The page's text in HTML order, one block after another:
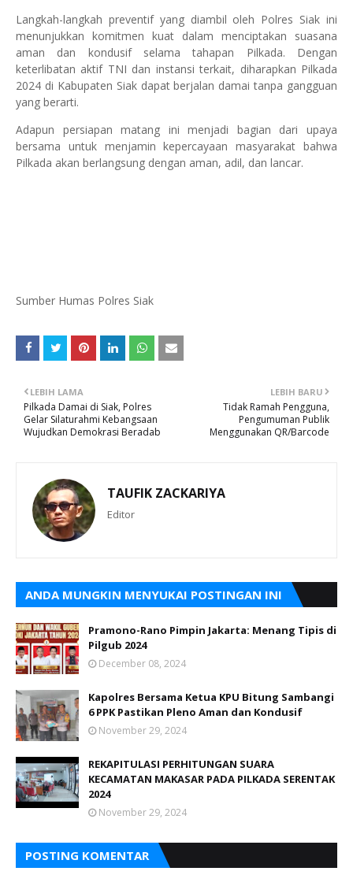
Langkah-langkah preventif yang diambil oleh Polres Siak ini
menunjukkan komitmen kuat dalam menciptakan suasana
aman dan kondusif selama tahapan Pilkada. Dengan
keterlibatan aktif TNI dan instansi terkait, diharapkan Pilkada
2024 di Kabupaten Siak dapat berjalan damai tanpa gangguan
yang berarti.
Adapun persiapan matang ini menjadi bagian dari upaya
bersama untuk menjamin kepercayaan masyarakat bahwa
Pilkada akan berlangsung dengan aman, adil, dan lancar.
Sumber Humas Polres Siak
LEBIH BARU
Tidak Ramah Pengguna,
Pengumuman Publik
Menggunakan QR/Barcode
LEBIH LAMA
Pilkada Damai di Siak, Polres
Gelar Silaturahmi Kebangsaan
Wujudkan Demokrasi Beradab
TAUFIK ZACKARIYA
Editor
ANDA MUNGKIN MENYUKAI POSTINGAN INI
Pramono-Rano Pimpin Jakarta: Menang Tipis di
Pilgub 2024
December 08, 2024
Kapolres Bersama Ketua KPU Bitung Sambangi
6 PPK Pastikan Pleno Aman dan Kondusif
November 29, 2024
REKAPITULASI PERHITUNGAN SUARA
KECAMATAN MAKASAR PADA PILKADA SERENTAK
2024
November 29, 2024
POSTING KOMENTAR